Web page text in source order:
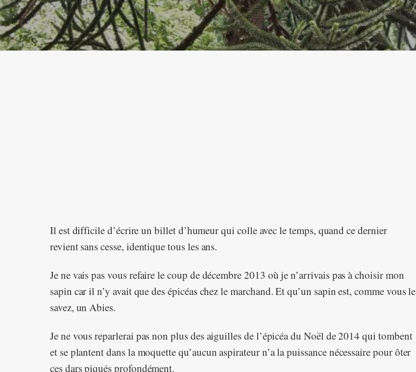
Il est difficile d’écrire un billet d’humeur qui colle avec le temps, quand ce dernier
revient sans cesse, identique tous les ans.
Je ne vais pas vous refaire le coup de décembre 2013 où je n’arrivais pas à choisir mon
sapin car il n’y avait que des épicéas chez le marchand. Et qu’un sapin est, comme vous le
savez, un Abies.
Je ne vous reparlerai pas non plus des aiguilles de l’épicéa du Noël de 2014 qui tombent
et se plantent dans la moquette qu’aucun aspirateur n’a la puissance nécessaire pour ôter
ces dars piqués profondément.